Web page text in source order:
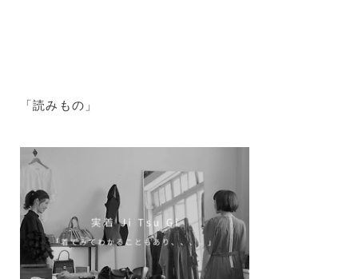
「読みもの」